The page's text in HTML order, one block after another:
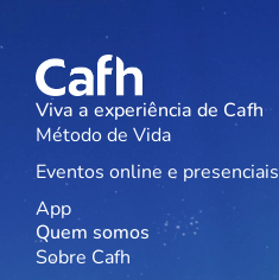
Viva a experiência de Cafh
Método de Vida
Eventos online e presenciais
App
Quem somos
Sobre Cafh